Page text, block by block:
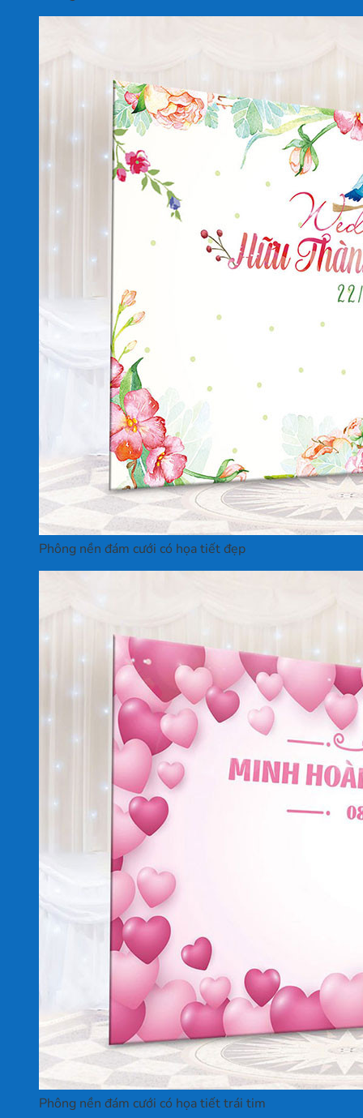
Phông nền đám cưới có họa tiết đẹp
Phông nền đám cưới có họa tiết trái tim